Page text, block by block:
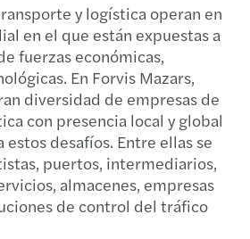
y logística operan en
en el que están expuestas a
fuerzas económicas,
En Forvis Mazars,
diversidad de empresas de
con presencia local y global
estos desafíos. Entre ellas se
puertos, intermediarios,
almacenes, empresas
de control del tráfico